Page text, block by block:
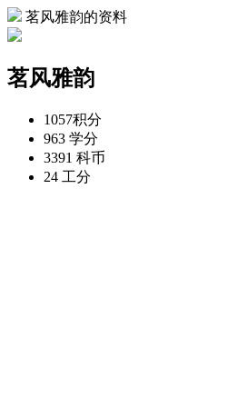
茗风雅韵的资料
茗风雅韵
1057积分
963 学分
3391 科币
24 工分